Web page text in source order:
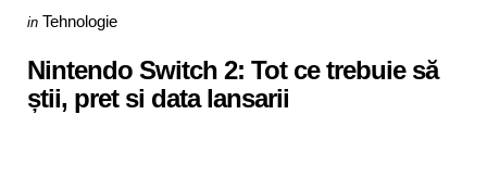
Categories
Posted
in Tehnologie
Nintendo Switch 2: Tot ce trebuie să
știi, pret si data lansarii